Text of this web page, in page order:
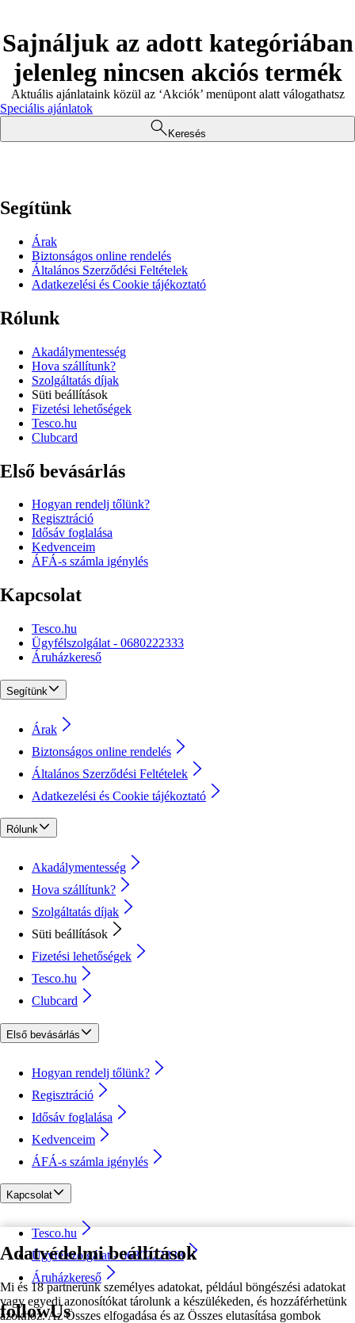
Adatvédelmi beállítások
Mi és 18 partnerünk személyes adatokat, például böngészési adatokat
vagy egyedi azonosítókat tárolunk a készülékeden, és hozzáférhetünk
azokhoz. Az Összes elfogadása és az Összes elutasítása gombok
Sajnáljuk az adott kategóriában
jelenleg nincsen akciós termék
Aktuális ajánlataink közül az ‘Akciók’ menüpont alatt válogathatsz
Speciális ajánlatok
Keresés
Segítünk
Árak
Biztonságos online rendelés
Általános Szerződési Feltételek
Adatkezelési és Cookie tájékoztató
Rólunk
Akadálymentesség
Hova szállítunk?
Szolgáltatás díjak
Süti beállítások
Fizetési lehetőségek
Tesco.hu
Clubcard
Első bevásárlás
Hogyan rendelj tőlünk?
Regisztráció
Idősáv foglalása
Kedvenceim
ÁFÁ-s számla igénylés
Kapcsolat
Tesco.hu
Ügyfélszolgálat - 0680222333
Áruházkereső
Segítünk
Árak
Biztonságos online rendelés
Általános Szerződési Feltételek
Adatkezelési és Cookie tájékoztató
Rólunk
Akadálymentesség
Hova szállítunk?
Szolgáltatás díjak
Süti beállítások
Fizetési lehetőségek
Tesco.hu
Clubcard
Első bevásárlás
Hogyan rendelj tőlünk?
Regisztráció
Idősáv foglalása
Kedvenceim
ÁFÁ-s számla igénylés
Kapcsolat
Tesco.hu
Ügyfélszolgálat - 0680222333
Áruházkereső
followUs